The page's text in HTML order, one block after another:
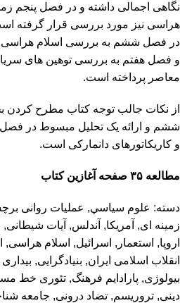
نگاهی اجمالی داشته و در فصل پنجم
هراسی نیز مورد بررسی قرار گرفته
در فصل ششم به بررسی اسلام
و فصل هفتم به بررسی توهین های
معاصر پرداخته است.
از نکات جالب توجه کتاب مطرح کردن
ششم و ارائه یک تحلیل مبسوط در
و کاریکاتورهای دانمارکی است.
مطالعه ۳۵ صفحه آغازین کتاب
دسته: علوم سياسي, عملیات روانی
زمینه ای, آمریکا, آندلس, آیات شیطانی,
اروپا, استعمار , اسرائیل, اسلام هراسی,
انقلاب اسلامی ایران, بنیادگرایی,
بیولوژی, پارادایم فرهنگ, تئوری خط
دینی, تروریسم, تضاد درونی, جامعه